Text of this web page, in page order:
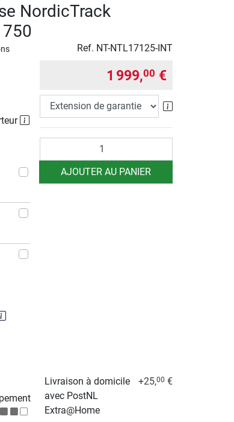
NordicTrack
Ref. NT-NTL17125-INT
1 999,00 €
Extension de
AJOUTER AU PANIER
Livraison à domicile
avec PostNL
Extra@Home
+25,00 €